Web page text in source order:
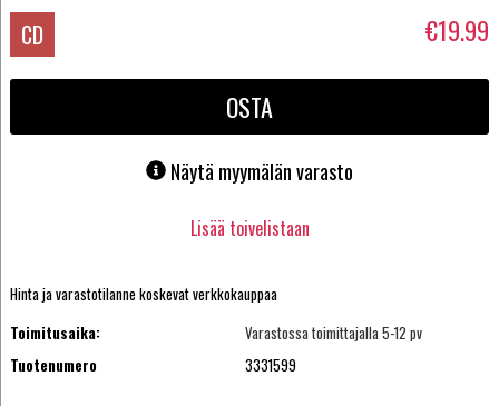
CD €19.99
OSTA
Näytä myymälän varasto
Lisää toivelistaan
Hinta ja varastotilanne koskevat verkkokauppaa
Toimitusaika:
Varastossa toimittajalla 5-12 pv
Tuotenumero
3331599